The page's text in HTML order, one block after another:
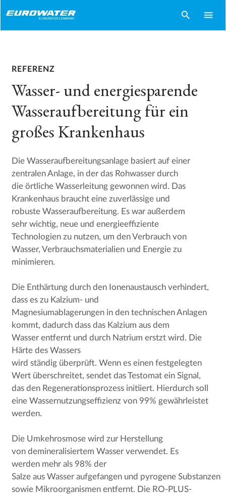
search menu
REFERENZ
Wasser- und energiesparende
Wasseraufbereitung für ein
großes Krankenhaus
Die Wasseraufbereitungsanlage basiert auf einer
zentralen Anlage, in der das Rohwasser durch
die örtliche Wasserleitung gewonnen wird. Das
Krankenhaus braucht eine zuverlässige und
robuste Wasseraufbereitung. Es war außerdem
sehr wichtig, neue und energieeffiziente
Technologien zu nutzen, um den Verbrauch von
Wasser, Verbrauchsmaterialien und Energie zu
minimieren.
Die Enthärtung durch den Ionenaustausch verhindert,
dass es zu Kalzium- und
Magnesiumablagerungen in den technischen Anlagen
kommt, dadurch dass das Kalzium aus dem
Wasser entfernt und durch Natrium erstzt wird. Die
Härte des Wassers
wird ständig überprüft. Wenn es einen festgelegten
Wert überschreitet, sendet das Testomat ein Signal,
das den Regenerationsprozess initiiert. Hierdurch soll
eine Wassernutzungseffizienz von 99% gewährleistet
werden.
Die Umkehrosmose wird zur Herstellung
von demineralisiertem Wasser verwendet. Es
werden mehr als 98% der
Salze aus Wasser aufgefangen und pyrogene Substanzen
sowie Mikroorganismen entfernt. Die RO-PLUS-